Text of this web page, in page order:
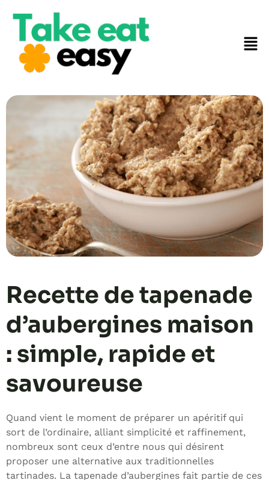
Recette de tapenade
d’aubergines maison
: simple, rapide et
savoureuse
Quand vient le moment de préparer un apéritif qui
sort de l’ordinaire, alliant simplicité et raffinement,
nombreux sont ceux d’entre nous qui désirent
proposer une alternative aux traditionnelles
tartinades. La tapenade d’aubergines fait partie de ces